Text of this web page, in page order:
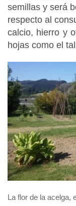
semillas y será
respecto al
calcio, hierro y
hojas como el
La flor de la acelga,